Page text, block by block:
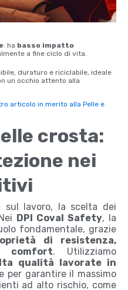
: ha basso impatto
a fine ciclo di vita.
duraturo e riciclabile, ideale
un occhio attento alla
articolo in merito alla Pelle e
crosta:
nei
sul lavoro, la scelta dei
DPI Coval Safety, la
fondamentale, grazie
di resistenza,
comfort. Utilizziamo
qualità lavorate in
per garantire il massimo
ad alto rischio, come